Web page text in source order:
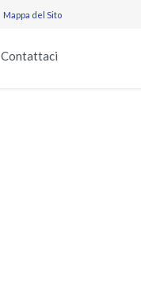
Mappa del Sito
Contattaci